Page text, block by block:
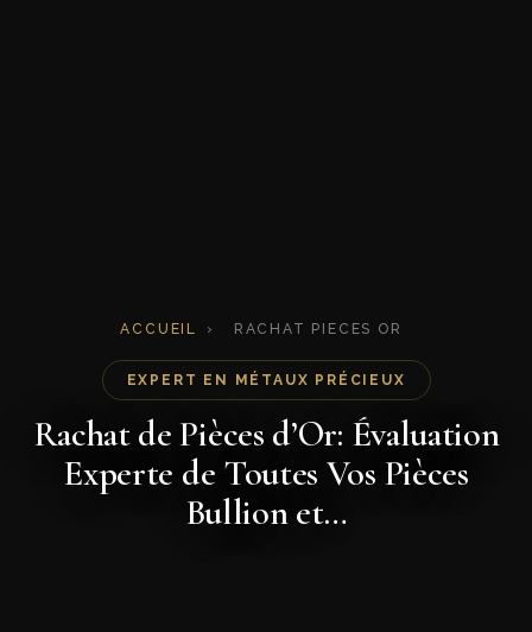
ACCUEIL › RACHAT PIECES OR
EXPERT EN MÉTAUX PRÉCIEUX
Rachat de Pièces d’Or: Évaluation
Experte de Toutes Vos Pièces
Bullion et…